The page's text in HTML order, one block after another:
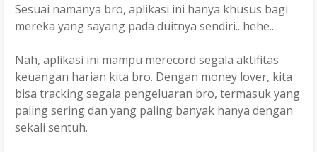
Sesuai namanya bro, aplikasi ini hanya khusus bagi
mereka yang sayang pada duitnya sendiri.. hehe..
Nah, aplikasi ini mampu merecord segala aktifitas
keuangan harian kita bro. Dengan money lover, kita
bisa tracking segala pengeluaran bro, termasuk yang
paling sering dan yang paling banyak hanya dengan
sekali sentuh.